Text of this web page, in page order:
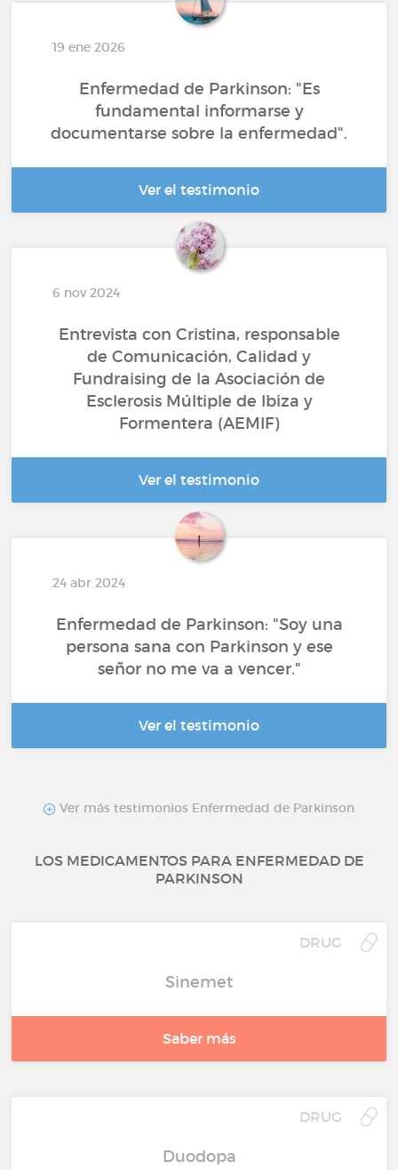
19 ene 2026
Enfermedad de Parkinson: "Es
fundamental informarse y
documentarse sobre la enfermedad".
Ver el testimonio
6 nov 2024
Entrevista con Cristina, responsable
de Comunicación, Calidad y
Fundraising de la Asociación de
Esclerosis Múltiple de Ibiza y
Formentera (AEMIF)
Ver el testimonio
24 abr 2024
Enfermedad de Parkinson: "Soy una
persona sana con Parkinson y ese
señor no me va a vencer."
Ver el testimonio
Ver más testimonios Enfermedad de Parkinson
LOS MEDICAMENTOS PARA ENFERMEDAD DE
PARKINSON
DRUG
Sinemet
Saber más
DRUG
Duodopa